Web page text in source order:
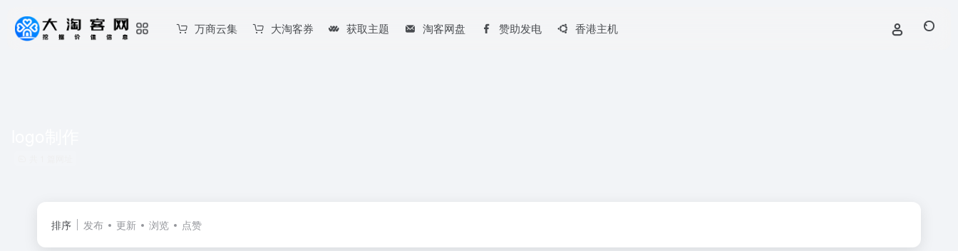
万商云集 大淘客券 获取主题 淘客网盘 赞助发电 香港主机
排序 发布 更新 浏览 点赞